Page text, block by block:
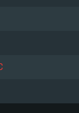
de banda
720p com
de banda
de 6
de banda